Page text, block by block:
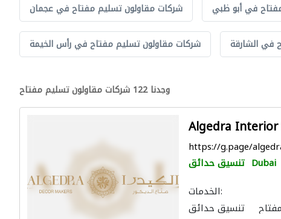
شركات مقاولون تسليم مفتاح في عجمان في أبو ظبي
شركات مقاولون تسليم مفتاح في رأس الخيمة في الشارقة
وجدنا 122 شركات مقاولون تسليم مفتاح
Algedra Interior
https://g.page/
تنسيق حدائق Dubai
الخدمات:
تنسيق حدائق